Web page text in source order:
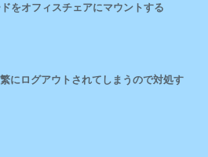
をオフィスチェアにマウントする
にログアウトされてしまうので対処す